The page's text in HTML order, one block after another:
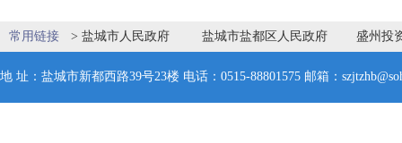
常用链接 > 盐城市人民政府 盐城市盐都区人民政府 盛州投
地 址：盐城市新都西路39号23楼 电话：0515-88801575 邮箱：